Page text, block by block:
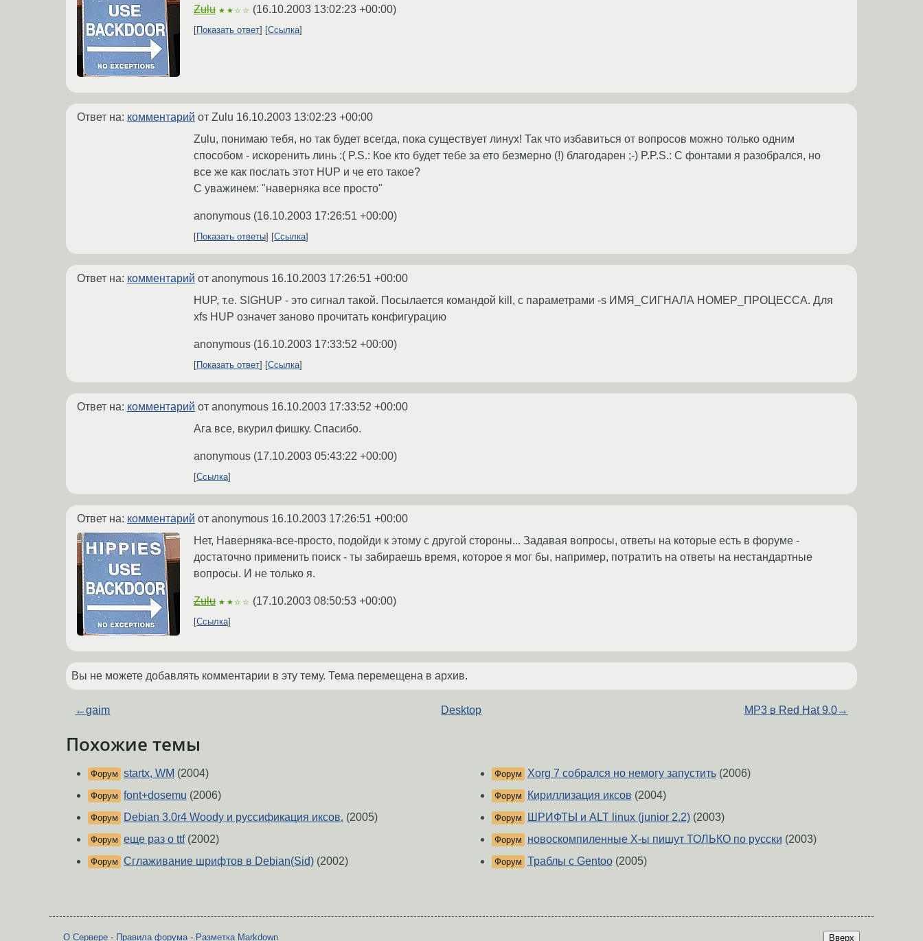
Zulu ★★☆☆ (16.10.2003 13:02:23 +00:00)
Показать ответ Ссылка
Ответ на: комментарий от Zulu 16.10.2003 13:02:23 +00:00
Zulu, понимаю тебя, но так будет всегда, пока существует линух! Так что избавиться от вопросов можно только одним
способом - искоренить линь :( P.S.: Кое кто будет тебе за ето безмерно (!) благодарен ;-) P.P.S.: С фонтами я разобрался, но
все же как послать этот HUP и че ето такое?
С уважинем: "наверняка все просто"
anonymous (16.10.2003 17:26:51 +00:00)
Показать ответы Ссылка
Ответ на: комментарий от anonymous 16.10.2003 17:26:51 +00:00
HUP, т.е. SIGHUP - это сигнал такой. Посылается командой kill, с параметрами -s ИМЯ_СИГНАЛА НОМЕР_ПРОЦЕССА. Для
xfs HUP означет заново прочитать конфигурацию
anonymous (16.10.2003 17:33:52 +00:00)
Показать ответ Ссылка
Ответ на: комментарий от anonymous 16.10.2003 17:33:52 +00:00
Ага все, вкурил фишку. Спасибо.
anonymous (17.10.2003 05:43:22 +00:00)
Ссылка
Ответ на: комментарий от anonymous 16.10.2003 17:26:51 +00:00
Нет, Наверняка-все-просто, подойди к этому с другой стороны... Задавая вопросы, ответы на которые есть в форуме -
достаточно применить поиск - ты забираешь время, которое я мог бы, например, потратить на ответы на нестандартные
вопросы. И не только я.
Zulu ★★☆☆ (17.10.2003 08:50:53 +00:00)
Ссылка
Вы не можете добавлять комментарии в эту тему. Тема перемещена в архив.
←gaim Desktop MP3 в Red Hat 9.0→
Похожие темы
Форум startx, WM (2004)
Форум font+dosemu (2006)
Форум Debian 3.0r4 Woody и руссификация иксов. (2005)
Форум еще раз о ttf(2002)
Форум Сглаживание шрифтов в Debian(Sid) (2002)
Форум Xorg 7 собрался но немогу запустить(2006)
Форум Кириллизация иксов (2004)
Форум ШРИФТЫ и ALT linux (junior 2.2)(2003)
Форум новоскомпиленные X-ы пишут ТОЛЬКО по русски (2003)
Форум Траблы с Gentoo(2005)
Вверх
О Сервере - Правила форума - Разметка Markdown